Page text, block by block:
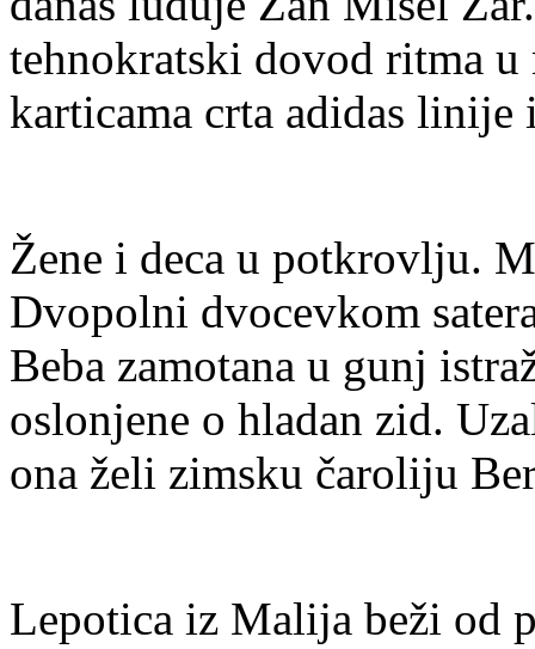
tehnokratski dovod ritma
karticama crta adidas linije
Žene i deca u potkrovlju.
Dvopolni dvocevkom
Beba zamotana u gunj
oslonjene o hladan zid.
ona želi zimsku čaroliju
Lepotica iz Malija beži od